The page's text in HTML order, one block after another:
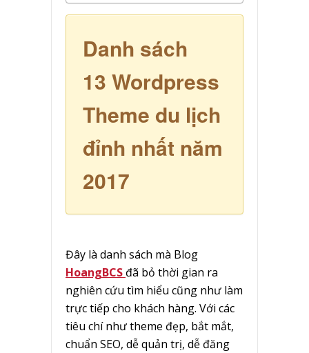
Danh sách
13 Wordpress
Theme du lịch
đỉnh nhất năm
2017
Đây là danh sách mà Blog
HoangBCS đã bỏ thời gian ra
nghiên cứu tìm hiểu cũng như làm
trực tiếp cho khách hàng. Với các
tiêu chí như theme đẹp, bắt mắt,
chuẩn SEO, dễ quản trị, dễ đăng